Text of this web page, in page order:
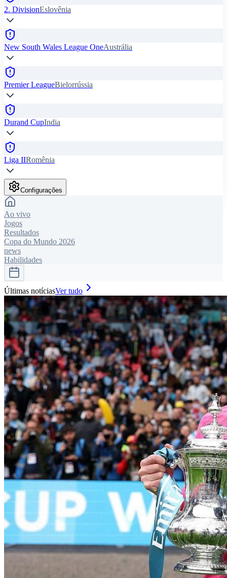
2. DivisionEslovênia
New South Wales League OneAustrália
Premier LeagueBielorrússia
Durand CupIndia
Liga IIRomênia
Configurações
Ao vivo
Jogos
Resultados
Copa do Mundo 2026
news
Habilidades
Últimas notíciasVer tudo